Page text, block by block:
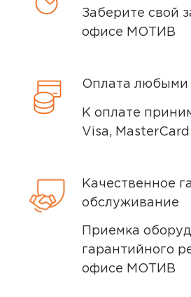
Доставка курьером
следующий день после
заказ был оформлен до
выбрать время
вас способ оплаты. Все
специалистом после
покупки.
Условия доставки
Доставка заказов
Заберите свой
офисе МОТИВ
Оплата любыми
К оплате
Visa,
Качественное
обслуживание
Приемка
гарантийного
офисе МОТИВ